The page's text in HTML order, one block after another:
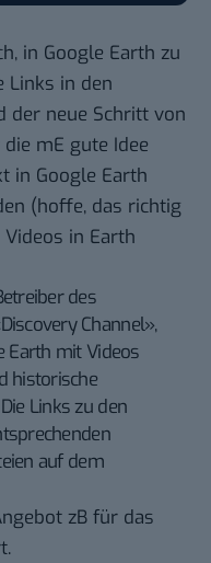
in Google Earth zu
Links in den
der neue Schritt von
mE gute Idee
in Google Earth
(hoffe, das richtig
in Earth
des
Channel»,
Earth mit Videos
historische
Links zu den
auf dem
zB für das